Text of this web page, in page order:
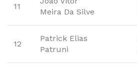
11
Meira Da Silve
12
Patrick Elias
Patruni